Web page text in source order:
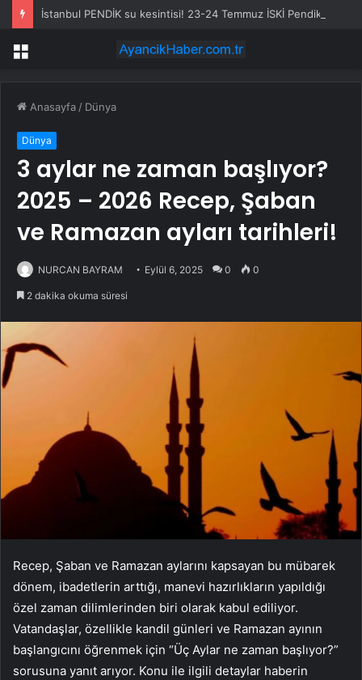
Menü
Anasayfa / Dünya
Dünya
3 aylar ne zaman başlıyor?
2025 – 2026 Recep, Şaban
ve Ramazan ayları tarihleri!
NURCAN BAYRAM Eylül 6, 2025 0 0
2 dakika okuma süresi
Recep, Şaban ve Ramazan aylarını kapsayan bu mübarek
dönem, ibadetlerin arttığı, manevi hazırlıkların yapıldığı
özel zaman dilimlerinden biri olarak kabul ediliyor.
Vatandaşlar, özellikle kandil günleri ve Ramazan ayının
başlangıcını öğrenmek için “Üç Aylar ne zaman başlıyor?”
sorusuna yanıt arıyor. Konu ile ilgili detaylar haberin